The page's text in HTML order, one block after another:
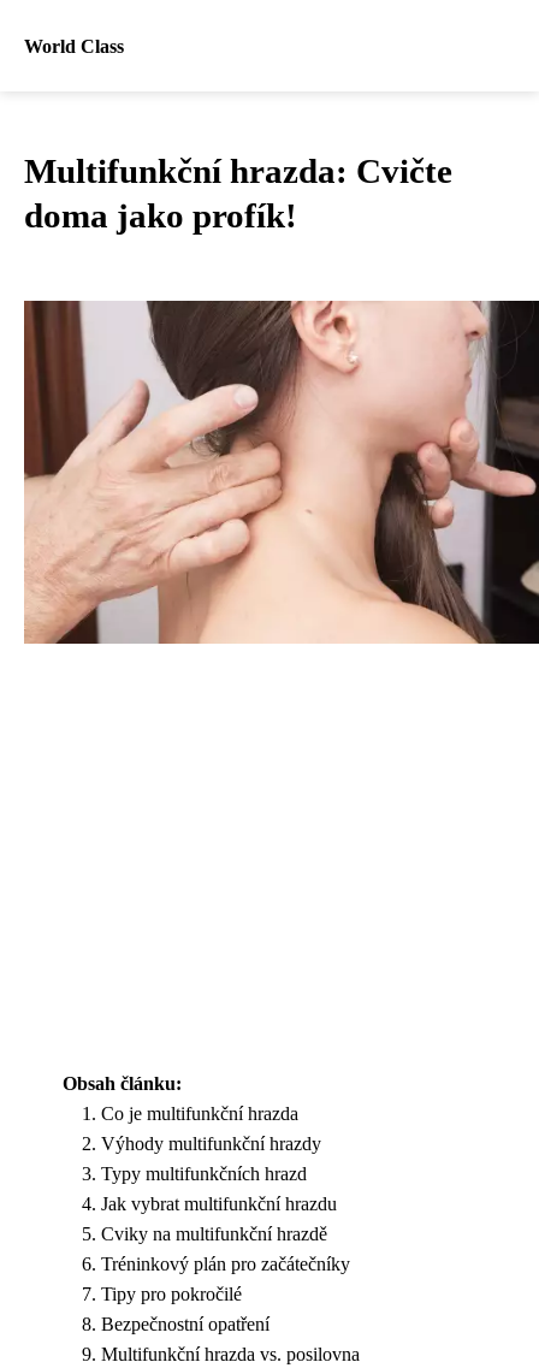
World Class
Multifunkční hrazda: Cvičte
doma jako profík!
Obsah článku:
Co je multifunkční hrazda
Výhody multifunkční hrazdy
Typy multifunkčních hrazd
Jak vybrat multifunkční hrazdu
Cviky na multifunkční hrazdě
Tréninkový plán pro začátečníky
Tipy pro pokročilé
Bezpečnostní opatření
Multifunkční hrazda vs. posilovna